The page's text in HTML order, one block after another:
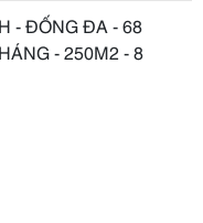
- ĐỐNG ĐA - 68
- 250M2 - 8